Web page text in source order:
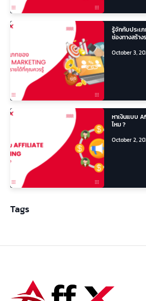
รู้จักกับประเ
ช่องทางสร้า
October 3,
หาเงินแบบ
ไหม ?
October 2,
Tags